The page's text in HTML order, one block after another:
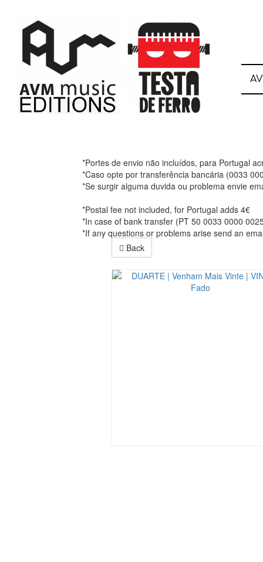
Back
*Portes de envio não incluídos, para Portugal
*Caso opte por transferência bancária (0033
*Se surgir alguma duvida ou problema envie
*Postal fee not included, for Portugal adds 4€
*In case of bank transfer (PT 50 0033 0000
*If any questions or problems arise send an